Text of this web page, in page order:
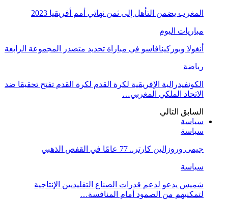
المغرب يضمن التأهل إلى ثمن نهائي أمم أفريقيا 2023
مباريات اليوم
أنغولا وبوركينافاسو في مباراة تحديد متصدر المجموعة الرابعة
رياضة
الكونفيدرالية الإفريقية لكرة القدم لكرة القدم تفتح تحقيقا ضد
الاتحاد الملكي المغربي…
السابق التالي
سياسة
سياسة
جيمى وروزالين كارتر.. 77 عامًا في القفص الذهبي
سياسة
شميس يدعو لدعم قدرات الصناع التقليديين الإنتاجية
لتمكنيهم من الصمود أمام المنافسة…